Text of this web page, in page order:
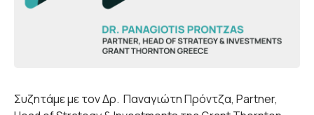
Συζητάμε με τον Δρ. Παναγιώτη Πρόντζα, Partner,